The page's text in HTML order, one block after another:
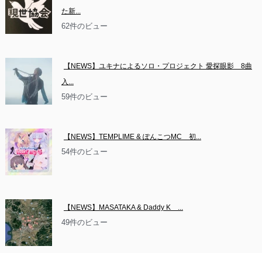
た新...
62件のビュー
【NEWS】ユキナによるソロ・プロジェクト 愛探眼影　8曲
入...
59件のビュー
【NEWS】TEMPLIME & ぽんこつMC　初...
54件のビュー
【NEWS】MASATAKA & Daddy K　...
49件のビュー